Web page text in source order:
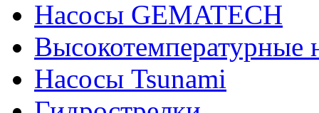
Насосы GEMATECH
Высокотемпературные
Насосы Tsunami